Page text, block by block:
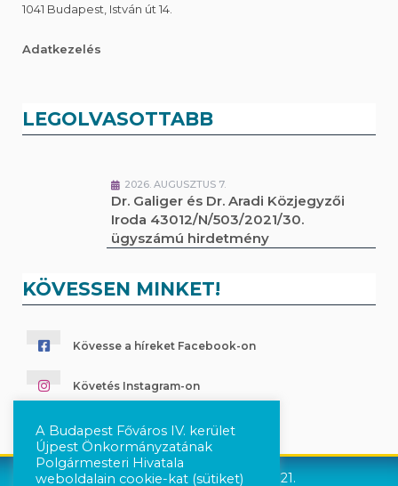
1041 Budapest, István út 14.
Adatkezelés
LEGOLVASOTTABB
2026. AUGUSZTUS 7.
Dr. Galiger és Dr. Aradi Közjegyzői
Iroda 43012/N/503/2021/30.
ügyszámú hirdetmény
KÖVESSEN MINKET!
Kövesse a híreket Facebook-on
Követés Instagram-on
Újpest Önkormányzata © 2021.
A Budapest Főváros IV. kerület
Újpest Önkormányzatának
Polgármesteri Hivatala
weboldalain cookie-kat (sütiket)